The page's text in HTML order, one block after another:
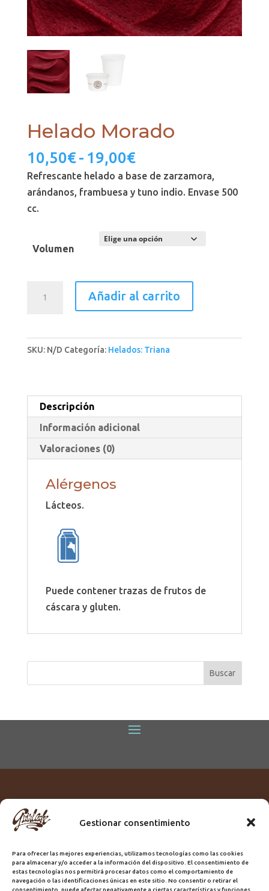
Gestionar consentimiento
Para ofrecer las mejores experiencias, utilizamos tecnologías como las cookies
para almacenar y/o acceder a la información del dispositivo. El consentimiento de
estas tecnologías nos permitirá procesar datos como el comportamiento de
navegación o las identificaciones únicas en este sitio. No consentir o retirar el
consentimiento, puede afectar negativamente a ciertas características y funciones.
Helado Morado
10,50€- 19,00€Rango
de
precios:
hasta
Refrescante helado a base de zarzamora,
arándanos, frambuesa y tuno indio. Envase 500
cc.
Volumen
Añadir al carrito
SKU: N/D Categoría: Helados: Triana
Descripción
Información adicional
Valoraciones (0)
Alérgenos
Lácteos.
Puede contener trazas de frutos de
cáscara y gluten.
Titular:
ROME GUIRLACHE SL.
Domicilio:Calle Triana, 68
Ciudad:Las Palmas de Gran Canaria
Registro Sanitario:GC/20/PH/7192